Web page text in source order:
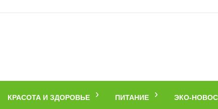
КРАСОТА И ЗДОРОВЬЕ ПИТАНИЕ ЭКО-